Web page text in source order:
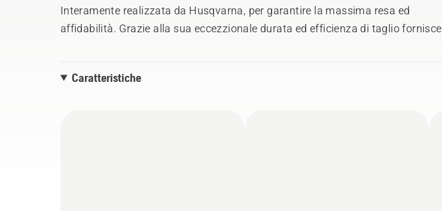
Interamente realizzata da Husqvarna, per garantire la massima resa ed
affidabilità. Grazie alla sua eccezzionale durata ed efficienza di taglio fornisce
Caratteristiche